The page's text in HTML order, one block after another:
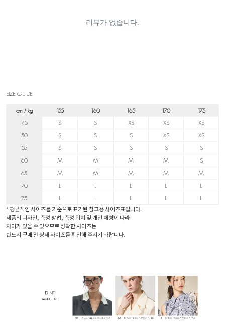
SIZE GUIDE
cm / kg 155 160 165 170
175
45
S S XS XS
XS
50
S S S XS
XS
55
S S S S
S
60
M M M M
S
65
M M M M
M
70
L L L L
L
75
L L L L L
* 평균적인 사이즈를 기준으로 표기된 참고용 사이즈표입니다.
제품의 디자인, 측정 방법, 측정 위치 및 개인 체형에 따라
차이가 있을 수 있으므로 정확한 사이즈는
반드시 구매 전 상세 사이즈를 확인해 주시기 바랍니다.